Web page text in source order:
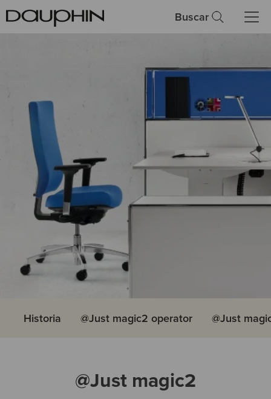
Buscar
Historia @Just magic2 operator @Just
@Just magic2